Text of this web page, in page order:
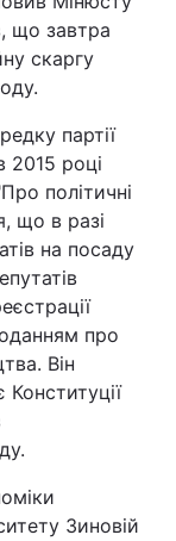
що завтра
скаргу
партії
році
політичні
що в разі
на посаду
про
Він
Зиновій